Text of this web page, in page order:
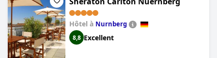
Hôtel à Nurnberg
8,8 Excellent